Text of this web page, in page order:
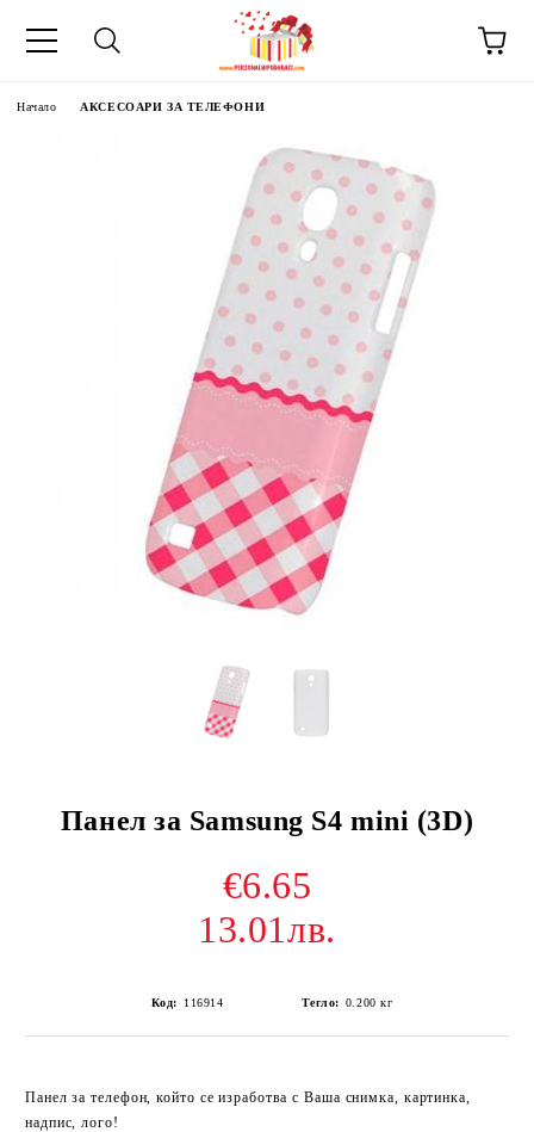
Начало АКСЕСОАРИ ЗА ТЕЛЕФОНИ
Панел за Samsung S4 mini (3D)
€6.65
13.01лв.
Код: 116914 Тегло: 0.200 кг
Панел за телефон, който се изработва с Ваша снимка, картинка,
надпис, лого!